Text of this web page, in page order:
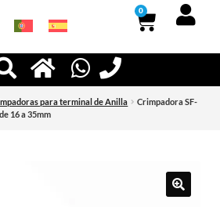
0
para terminal de Anilla
Crimpadora SF-
16 a 35mm